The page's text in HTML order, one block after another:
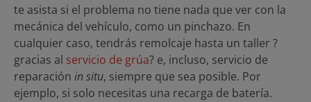
te asista si el problema no tiene nada que ver con la
mecánica del vehículo, como un pinchazo. En
cualquier caso, tendrás remolcaje hasta un taller ?
gracias al servicio de grúa? e, incluso, servicio de
reparación in situ, siempre que sea posible. Por
ejemplo, si solo necesitas una recarga de batería.